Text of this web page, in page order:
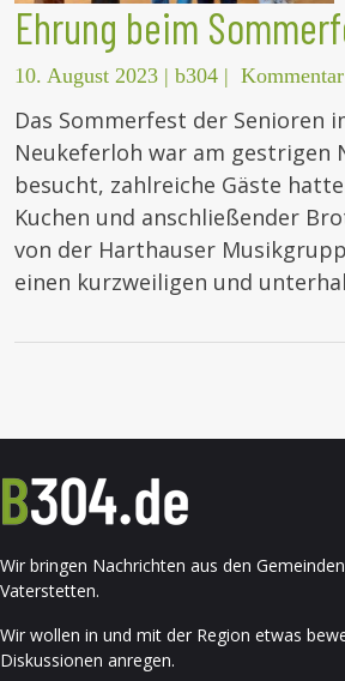
Ehrung beim
10. August 2023 | b304 |
Das Sommerfest der Senioren
Neukeferloh war am gestrigen
besucht, zahlreiche Gäste
Kuchen und anschließender
von der Harthauser
einen kurzweiligen und
Wir bringen Nachrichten aus den
Vaterstetten.
Wir wollen in und mit der Region etwas
Diskussionen anregen.